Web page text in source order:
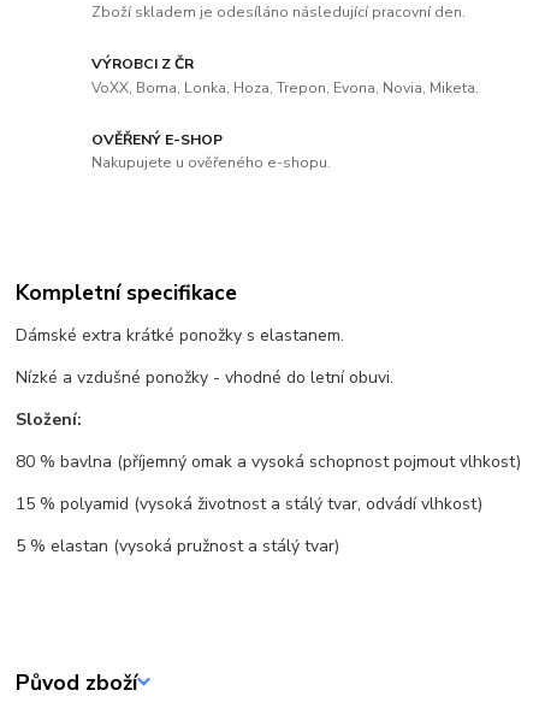
Zboží skladem je odesíláno následující pracovní den.
VÝROBCI Z ČR
VoXX, Boma, Lonka, Hoza, Trepon, Evona, Novia, Miketa.
OVĚŘENÝ E-SHOP
Nakupujete u ověřeného e-shopu.
Kompletní specifikace
Dámské extra krátké ponožky s elastanem.
Nízké a vzdušné ponožky - vhodné do letní obuvi.
Složení:
80 % bavlna (příjemný omak a vysoká schopnost pojmout vlhkost)
15 % polyamid (vysoká životnost a stálý tvar, odvádí vlhkost)
5 % elastan (vysoká pružnost a stálý tvar)
Původ zboží